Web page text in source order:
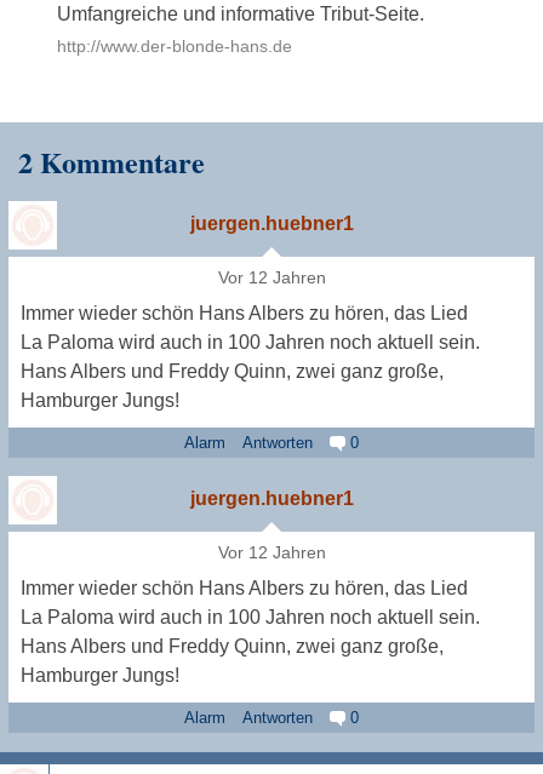
Umfangreiche und informative Tribut-Seite.
http://www.der-blonde-hans.de
2 Kommentare
juergen.huebner1
Vor 12 Jahren
Immer wieder schön Hans Albers zu hören, das Lied
La Paloma wird auch in 100 Jahren noch aktuell sein.
Hans Albers und Freddy Quinn, zwei ganz große,
Hamburger Jungs!
Alarm Antworten 0
juergen.huebner1
Vor 12 Jahren
Immer wieder schön Hans Albers zu hören, das Lied
La Paloma wird auch in 100 Jahren noch aktuell sein.
Hans Albers und Freddy Quinn, zwei ganz große,
Hamburger Jungs!
Alarm Antworten 0